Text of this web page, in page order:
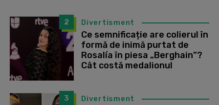
2 Divertisment
Ce semnificație are colierul în
formă de inimă purtat de
Rosalía în piesa „Berghain”?
Cât costă medalionul
3 Divertisment